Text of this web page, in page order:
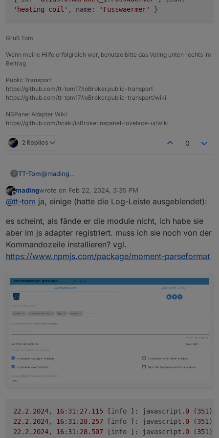
    ]
'heating-coil' , name: 'Fusswaermer' }
Gruß Tom
Wenn meine Hilfe erfolgreich war, benutze bitte das Voting unten rechts im
Beitrag
Public Transport
https://github.com/tt-tom17/ioBroker.public-transport
https://github.com/tt-tom17/ioBroker.public-transport/wiki
NSPanel Adapter Wiki
https://github.com/ticaki/ioBroker.nspanel-lovelace-ui/wiki
2 Replies 0
T TT-Tom@mading
Der Seitenaufbau sieht jetzt so aus.
{
    'type': 'cardType',
    'heading': 'Seiten Überschrift',
    'useColor': true,
    'items': []
Das hier wird auch nicht mehr genutzt.
<PageItem>
Offline
madingwrote on Feb 22, 2024, 3:35 PM
last edited by
@tt-tom ja, einige (hatte die Log-Leiste ausgeblendet):
es scheint, als fände er die module nicht, ich habe sie
aber im js adapter registriert. muss ich sie noch von der
Kommandozeile installieren? vgl.
https://www.npmjs.com/package/moment-parseformat
22.2. 2024, 16: 31: 27.115
	[info ]: javascript.
0 (351)
22.2. 2024, 16: 31: 28.257
	[info ]: javascript.
0 (351)
22.2. 2024, 16: 31: 28.507
	[info ]: javascript.
0 (351)